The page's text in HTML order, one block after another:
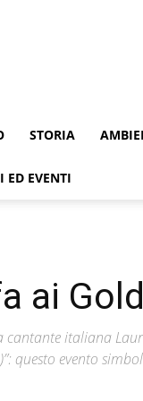
STORIA
ED EVENTI
ai
italiana
questo evento